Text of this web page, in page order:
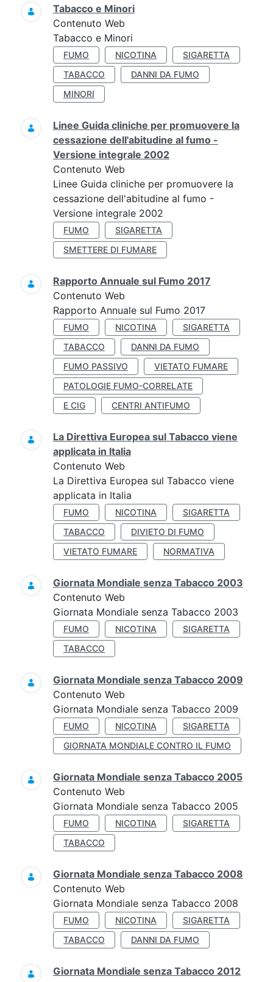
Tabacco e Minori
Contenuto Web
Tabacco e Minori
FUMO NICOTINA
SIGARETTA
TABACCO
DANNI DA FUMO
MINORI
Linee Guida cliniche per promuovere la
cessazione dell'abitudine al fumo -
Versione integrale 2002
Contenuto Web
Linee Guida cliniche per promuovere la
cessazione dell'abitudine al fumo -
Versione integrale 2002
FUMO
SIGARETTA
SMETTERE DI FUMARE
Rapporto Annuale sul Fumo 2017
Contenuto Web
Rapporto Annuale sul Fumo 2017
FUMO NICOTINA
SIGARETTA
TABACCO
DANNI DA FUMO
FUMO PASSIVO
VIETATO FUMARE
PATOLOGIE FUMO-CORRELATE
E CIG
CENTRI ANTIFUMO
La Direttiva Europea sul Tabacco viene
applicata in Italia
Contenuto Web
La Direttiva Europea sul Tabacco viene
applicata in Italia
FUMO NICOTINA
SIGARETTA
TABACCO
DIVIETO DI FUMO
VIETATO FUMARE
NORMATIVA
Giornata Mondiale senza Tabacco 2003
Contenuto Web
Giornata Mondiale senza Tabacco 2003
FUMO NICOTINA
SIGARETTA
TABACCO
Giornata Mondiale senza Tabacco 2009
Contenuto Web
Giornata Mondiale senza Tabacco 2009
FUMO NICOTINA
SIGARETTA
GIORNATA MONDIALE CONTRO IL FUMO
Giornata Mondiale senza Tabacco 2005
Contenuto Web
Giornata Mondiale senza Tabacco 2005
FUMO NICOTINA
SIGARETTA
TABACCO
Giornata Mondiale senza Tabacco 2008
Contenuto Web
Giornata Mondiale senza Tabacco 2008
FUMO NICOTINA
SIGARETTA
TABACCO
DANNI DA FUMO
Giornata Mondiale senza Tabacco 2012